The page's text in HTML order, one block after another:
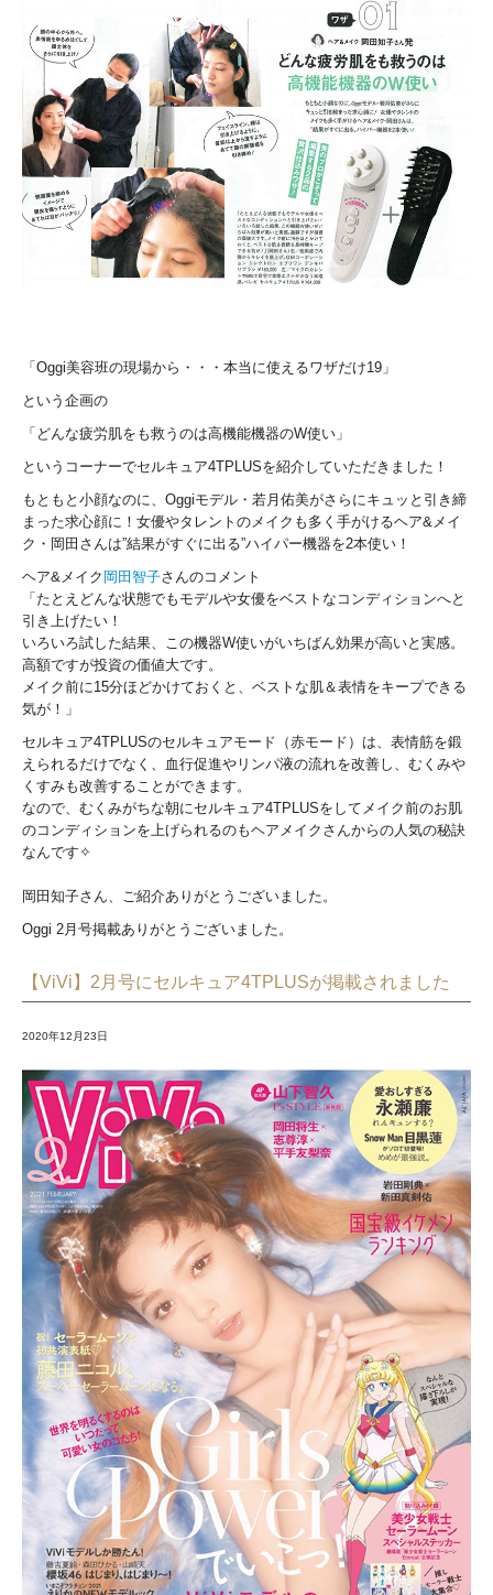
「Oggi美容班の現場から・・・本当に使えるワザだけ19」
という企画の
「どんな疲労肌をも救うのは高機能機器のW使い」
というコーナーでセルキュア4TPLUSを紹介していただきました！
もともと小顔なのに、Oggiモデル・若月佑美がさらにキュッと引き締
まった求心顔に！女優やタレントのメイクも多く手がけるヘア&メイ
ク・岡田さんは”結果がすぐに出る”ハイパー機器を2本使い！
ヘア&メイク 岡田智子さんのコメント
「たとえどんな状態でもモデルや女優をベストなコンディションへと
引き上げたい！
いろいろ試した結果、この機器W使いがいちばん効果が高いと実感。
高額ですが投資の価値大です。
メイク前に15分ほどかけておくと、ベストな肌＆表情をキープできる
気が！」
セルキュア4TPLUSのセルキュアモード（赤モード）は、表情筋を鍛
えられるだけでなく、血行促進やリンパ液の流れを改善し、むくみや
くすみも改善することができます。
なので、むくみがちな朝にセルキュア4TPLUSをしてメイク前のお肌
のコンディションを上げられるのもヘアメイクさんからの人気の秘訣
なんです✧
岡田知子さん、ご紹介ありがとうございました。
Oggi 2月号掲載ありがとうございました。
【ViVi】2月号にセルキュア4TPLUSが掲載されました
2020年12月23日